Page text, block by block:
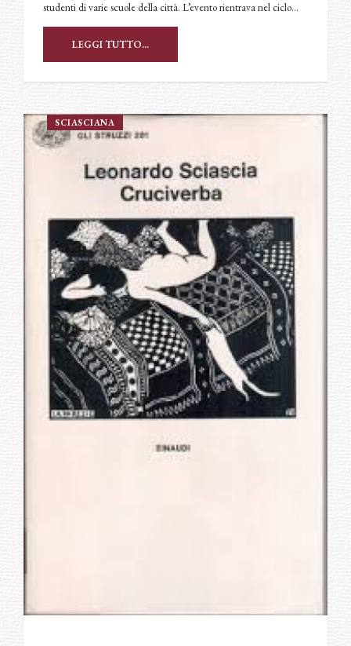
studenti di varie scuole della città. L’evento rientrava nel ciclo…
LEGGI TUTTO...
SCIASCIANA